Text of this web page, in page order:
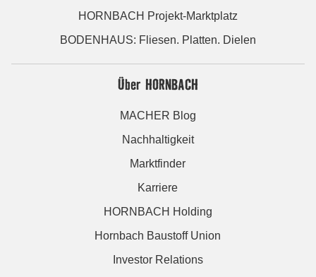
HORNBACH Projekt-Marktplatz
BODENHAUS: Fliesen. Platten. Dielen
Über HORNBACH
MACHER Blog
Nachhaltigkeit
Marktfinder
Karriere
HORNBACH Holding
Hornbach Baustoff Union
Investor Relations